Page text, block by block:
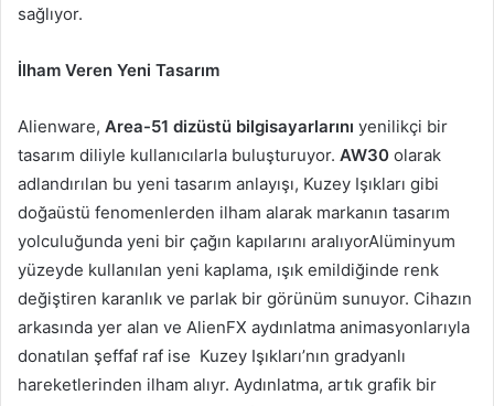
sağlıyor.
İlham Veren Yeni Tasarım
Alienware, Area-51 dizüstü bilgisayarlarını yenilikçi bir
tasarım diliyle kullanıcılarla buluşturuyor. AW30 olarak
adlandırılan bu yeni tasarım anlayışı, Kuzey Işıkları gibi
doğaüstü fenomenlerden ilham alarak markanın tasarım
yolculuğunda yeni bir çağın kapılarını aralıyorAlüminyum
yüzeyde kullanılan yeni kaplama, ışık emildiğinde renk
değiştiren karanlık ve parlak bir görünüm sunuyor. Cihazın
arkasında yer alan ve AlienFX aydınlatma animasyonlarıyla
donatılan şeffaf raf ise Kuzey Işıkları’nın gradyanlı
hareketlerinden ilham alıyr. Aydınlatma, artık grafik bir